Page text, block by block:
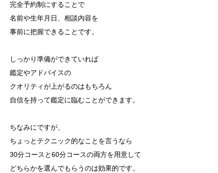
完全予約制にすることで
名前や生年月日、相談内容を
事前に把握できることです。
しっかり準備ができていれば
鑑定やアドバイスの
クオリティが上がるのはもちろん
自信を持って鑑定に臨むことができます。
ちなみにですが、
ちょっとテクニック的なことを言うなら
30分コースと60分コースの両方を用意して
どちらかを選んでもらうのは効果的です。